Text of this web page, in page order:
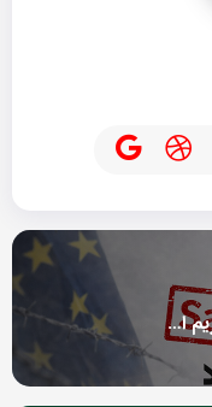
آیا بانک پاسارگاد تحریم است؟